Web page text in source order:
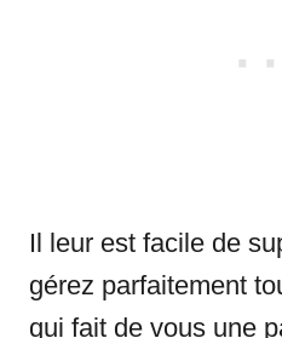
Il leur est facile de
gérez parfaitement
qui fait de vous une